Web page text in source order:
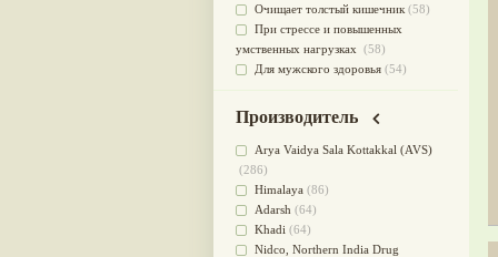
Очищает толстый кишечник (58)
При стрессе и повышенных
умственных нагрузках (58)
Для мужского здоровья (54)
применения
(51)
Для приготовления пищи(49)
от инфекций мочеполовой
системы(49)
Для стабилизации деятельности
ЦНС(47)
для суставов(47)
Производитель
Arya Vaidya Sala Kottakkal (AVS)
(286)
Himalaya (86)
Adarsh (64)
Khadi (64)
Nidсo, Northern India Drug